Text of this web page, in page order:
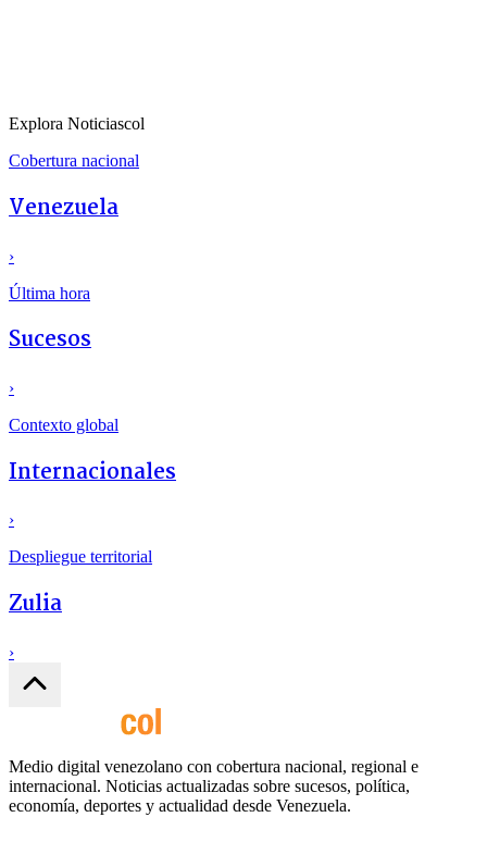
Explora Noticiascol
Cobertura nacional
Venezuela
›
Última hora
Sucesos
›
Contexto global
Internacionales
›
Despliegue territorial
Zulia
›
Medio digital venezolano con cobertura nacional, regional e
internacional. Noticias actualizadas sobre sucesos, política,
economía, deportes y actualidad desde Venezuela.